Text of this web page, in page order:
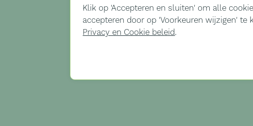
Klik op 'Accepteren en sluiten' om alle
accepteren door op 'Voorkeuren wijzigen' te
Privacy en Cookie beleid.